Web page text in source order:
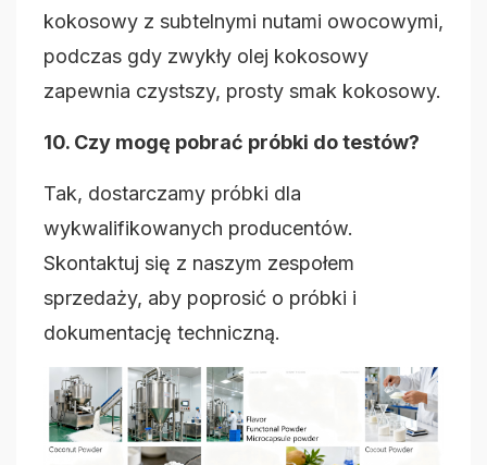
kokosowy z subtelnymi nutami owocowymi,
podczas gdy zwykły olej kokosowy
zapewnia czystszy, prosty smak kokosowy.
10. Czy mogę pobrać próbki do testów?
Tak, dostarczamy próbki dla
wykwalifikowanych producentów.
Skontaktuj się z naszym zespołem
sprzedaży, aby poprosić o próbki i
dokumentację techniczną.